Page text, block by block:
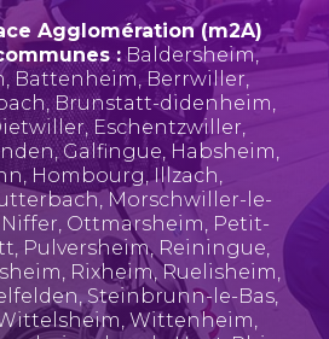
Agglomération (m2A)
: Baldersheim,
, Battenheim, Berrwiller,
,Brunstatt-didenheim,
, Eschentzwiller,
,Galfingue, Habsheim,
, Hombourg,Illzach,
, Morschwiller-le-
Niffer, Ottmarsheim, Petit-
, Pulversheim, Reiningue,
, Rixheim,Ruelisheim,
, Steinbrunn-le-Bas,
,Wittenheim,